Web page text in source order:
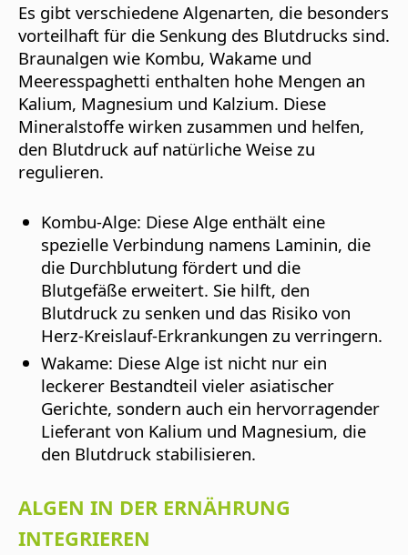
Es gibt verschiedene Algenarten, die besonders
vorteilhaft für die Senkung des Blutdrucks sind.
Braunalgen wie Kombu, Wakame und
Meeresspaghetti enthalten hohe Mengen an
Kalium, Magnesium und Kalzium. Diese
Mineralstoffe wirken zusammen und helfen,
den Blutdruck auf natürliche Weise zu
regulieren.
Kombu-Alge: Diese Alge enthält eine
spezielle Verbindung namens Laminin, die
die Durchblutung fördert und die
Blutgefäße erweitert. Sie hilft, den
Blutdruck zu senken und das Risiko von
Herz-Kreislauf-Erkrankungen zu verringern.
Wakame: Diese Alge ist nicht nur ein
leckerer Bestandteil vieler asiatischer
Gerichte, sondern auch ein hervorragender
Lieferant von Kalium und Magnesium, die
den Blutdruck stabilisieren.
ALGEN IN DER ERNÄHRUNG
INTEGRIEREN